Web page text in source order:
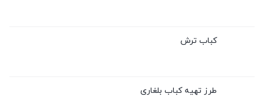
کباب ترش
طرز تهیه کباب بلغاری